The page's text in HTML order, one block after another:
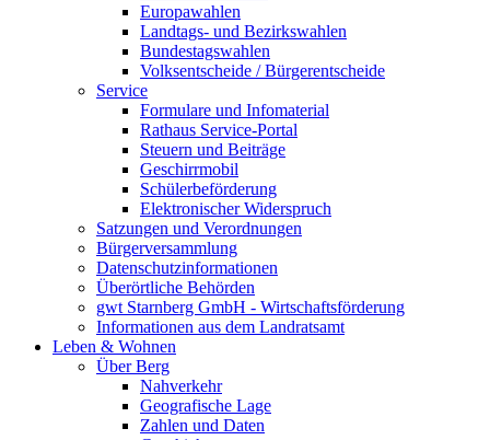
Europawahlen
Landtags- und Bezirkswahlen
Bundestagswahlen
Volksentscheide / Bürgerentscheide
Service
Formulare und Infomaterial
Rathaus Service-Portal
Steuern und Beiträge
Geschirrmobil
Schülerbeförderung
Elektronischer Widerspruch
Satzungen und Verordnungen
Bürgerversammlung
Datenschutzinformationen
Überörtliche Behörden
gwt Starnberg GmbH - Wirtschaftsförderung
Informationen aus dem Landratsamt
Leben & Wohnen
Über Berg
Nahverkehr
Geografische Lage
Zahlen und Daten